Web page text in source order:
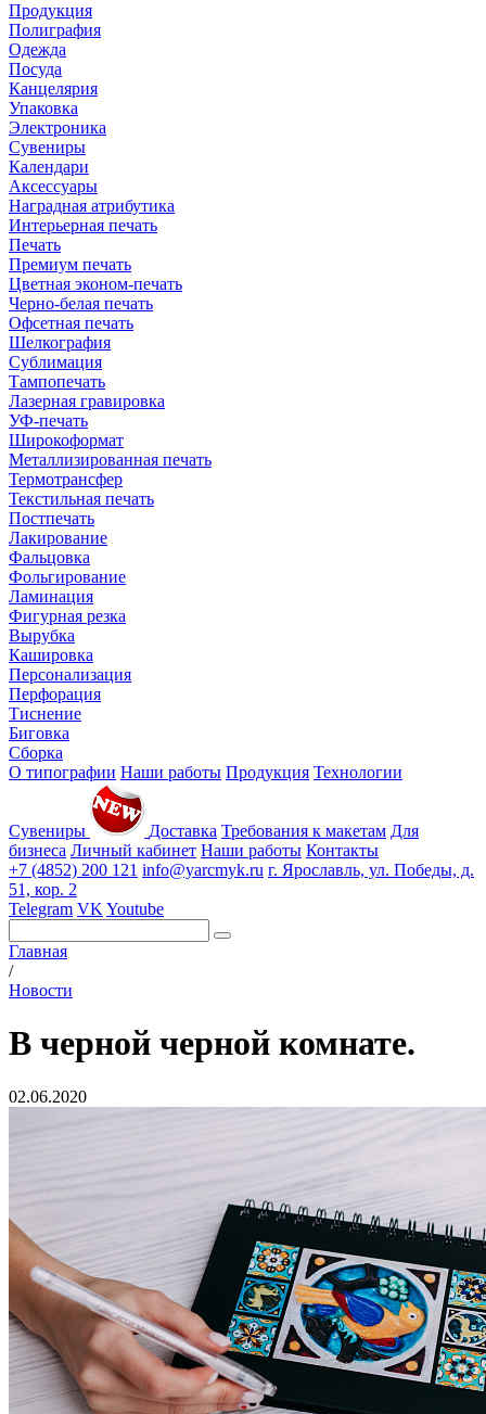
Продукция
Полиграфия
Одежда
Посуда
Канцелярия
Упаковка
Электроника
Сувениры
Календари
Аксессуары
Наградная атрибутика
Интерьерная печать
Печать
Премиум печать
Цветная эконом-печать
Черно-белая печать
Офсетная печать
Шелкография
Сублимация
Тампопечать
Лазерная гравировка
УФ-печать
Широкоформат
Металлизированная печать
Термотрансфер
Текстильная печать
Постпечать
Лакирование
Фальцовка
Фольгирование
Ламинация
Фигурная резка
Вырубка
Кашировка
Персонализация
Перфорация
Тиснение
Биговка
Сборка
О типографии Наши работы Продукция Технологии
Сувениры Доставка Требования к макетам Для
бизнеса Личный кабинет Наши работы Контакты
+7 (4852) 200 121 info@yarcmyk.ru г. Ярославль, ул. Победы, д.
51, кор. 2
Telegram VK Youtube
Главная
/
Новости
В черной черной комнате.
02.06.2020